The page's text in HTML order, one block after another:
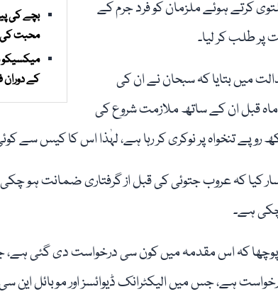
بچے کی
محبت کی
میکسیکو
کے
کرتے ہوئے ملزمان کو فرد جرم کے
پر طلب کر لیا۔
میں بتایا کہ سبحان نے ان کی
قبل ان کے ساتھ ملازمت شروع کی
روپے تنخواہ پر نوکری کر رہا ہے، لہٰذا اس کا کیس سے
کیا کہ عروب جتوئی کی قبل از گرفتاری ضمانت ہو
ہے۔
کہ اس مقدمہ میں کون سی درخواست دی گئی ہے،
ہے، جس میں الیکٹرانک ڈیوائسز اور موبائل